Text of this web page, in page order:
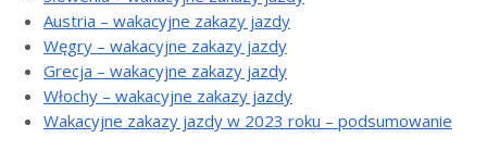
Austria – wakacyjne zakazy jazdy
Węgry – wakacyjne zakazy jazdy
Grecja – wakacyjne zakazy jazdy
Włochy – wakacyjne zakazy jazdy
Wakacyjne zakazy jazdy w 2023 roku – podsumowanie